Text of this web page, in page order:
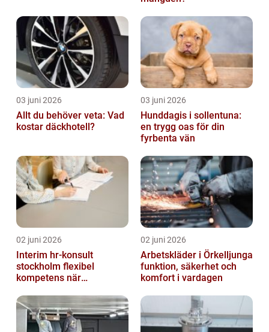
03 juni 2026
Allt du behöver veta: Vad
kostar däckhotell?
03 juni 2026
Hunddagis i sollentuna:
en trygg oas för din
fyrbenta vän
02 juni 2026
Interim hr-konsult
stockholm flexibel
kompetens när
02 juni 2026
Arbetskläder i Örkelljunga
funktion, säkerhet och
komfort i vardagen